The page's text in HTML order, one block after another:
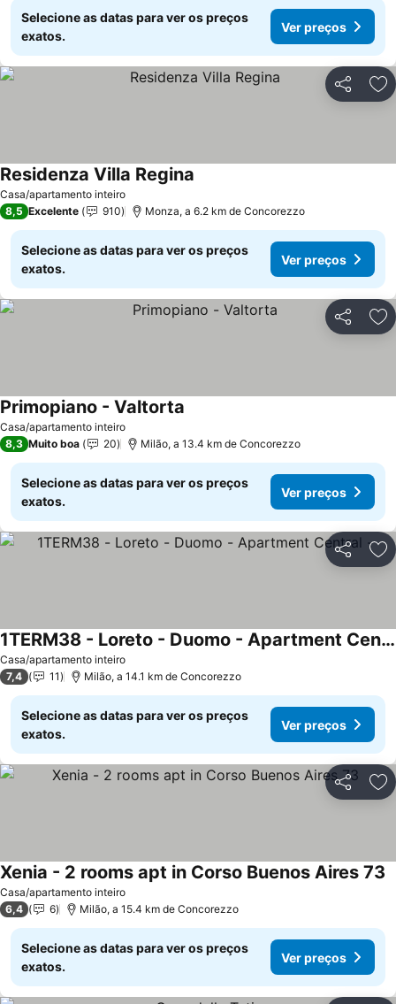
Selecione as datas para ver os preços
exatos.
Ver preços
Partilhar
Casa/apartamento inteiro
Residenza Villa Regina
8,5 Excelente 910 Monza, a 6.2 km de Concorezzo
Selecione as datas para ver os preços
exatos.
Ver preços
Partilhar
Casa/apartamento inteiro
Primopiano - Valtorta
8,3 Muito boa 20 Milão, a 13.4 km de Concorezzo
Selecione as datas para ver os preços
exatos.
Ver preços
Partilhar
Casa/apartamento inteiro
1TERM38 - Loreto - Duomo - Apartment Central -
7,4 11 Milão, a 14.1 km de Concorezzo
Selecione as datas para ver os preços
exatos.
Ver preços
Partilhar
Casa/apartamento inteiro
Xenia - 2 rooms apt in Corso Buenos Aires 73
6,4 6 Milão, a 15.4 km de Concorezzo
Selecione as datas para ver os preços
exatos.
Ver preços